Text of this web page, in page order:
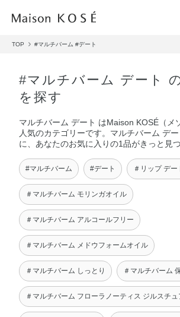
TOP #マルチバーム #デート
#マルチバーム デート
を探す
マルチバーム デート はMaison KOSÉ（メ
人気のカテゴリーです。マルチバーム デ
に、あなたのお気に入りの1品がきっと見つ
#マルチバーム #デート ＃リップ デー
＃マルチバーム モリンガオイル
＃マルチバーム アルコールフリー
＃マルチバーム メドウフォームオイル
＃マルチバーム しっとり ＃マルチバーム
＃マルチバーム フローラノーティス ジルスチュ